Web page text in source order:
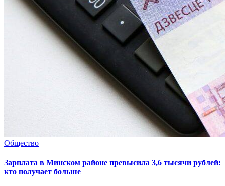
Общество
Зарплата в Минском районе превысила 3,6 тысячи рублей:
кто получает больше